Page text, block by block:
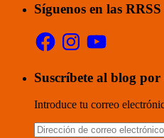
la
plazas
de
20
posibles
para
Síguenos en las RRSS
FacebookInstagramYouTube
Suscríbete al blog
Introduce tu correo
Dirección